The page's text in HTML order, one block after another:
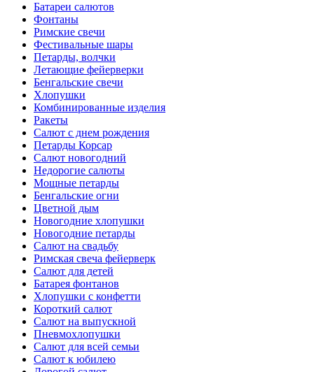
Батареи салютов
Фонтаны
Римские свечи
Фестивальные шары
Петарды, волчки
Летающие фейерверки
Бенгальские свечи
Хлопушки
Комбинированные изделия
Ракеты
Салют с днем рождения
Петарды Корсар
Салют новогодний
Недорогие салюты
Мощные петарды
Бенгальские огни
Цветной дым
Новогодние хлопушки
Новогодние петарды
Салют на свадьбу
Римская свеча фейерверк
Салют для детей
Батарея фонтанов
Хлопушки с конфетти
Короткий салют
Салют на выпускной
Пневмохлопушки
Салют для всей семьи
Салют к юбилею